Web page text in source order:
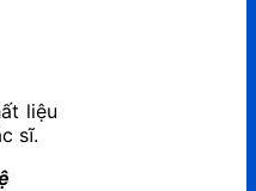
liệu
sĩ.